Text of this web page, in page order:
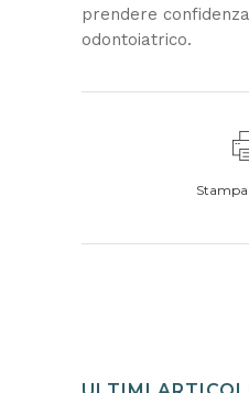
prendere
odontoiatrico.